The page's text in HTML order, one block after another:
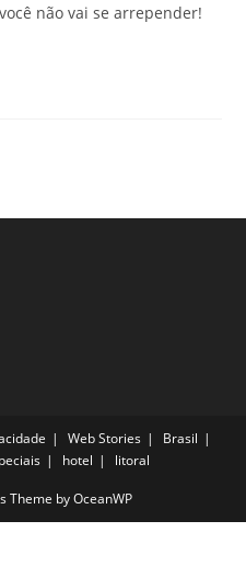
não vai se arrepender!
Web Stories
Brasil
hotel litoral
Theme by OceanWP